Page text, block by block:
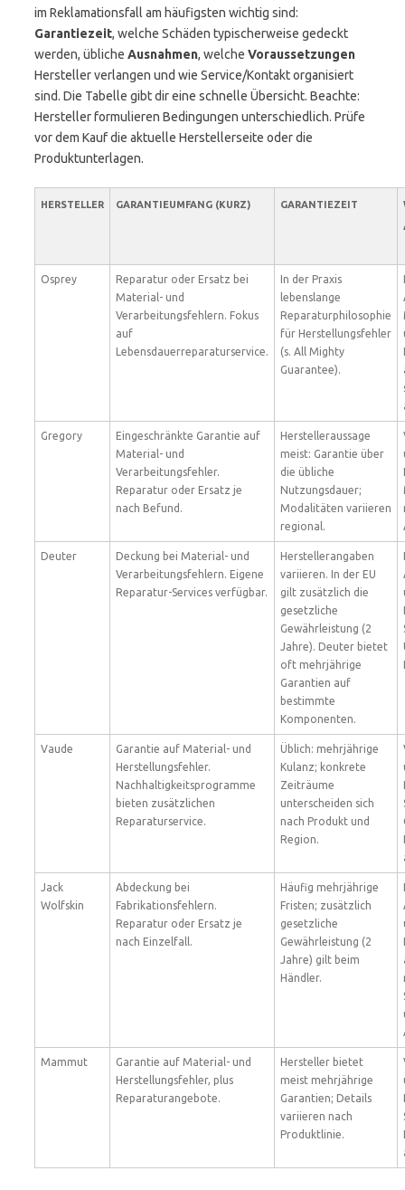
im Reklamationsfall am häufigsten wichtig sind:
Garantiezeit, welche Schäden typischerweise gedeckt
werden, übliche Ausnahmen, welche Voraussetzungen
Hersteller verlangen und wie Service/Kontakt organisiert
sind. Die Tabelle gibt dir eine schnelle Übersicht. Beachte:
Hersteller formulieren Bedingungen unterschiedlich. Prüfe
vor dem Kauf die aktuelle Herstellerseite oder die
Produktunterlagen.
HERSTELLER GARANTIEUMFANG (KURZ) GARANTIEZEIT
Osprey
Reparatur oder Ersatz bei
Material- und
Verarbeitungsfehlern. Fokus
auf
Lebensdauerreparaturservice.
In der Praxis
lebenslange
Reparaturphilosophie
für Herstellungsfehler
(s. All Mighty
Guarantee).
Gregory
Eingeschränkte Garantie auf
Material- und
Verarbeitungsfehler.
Reparatur oder Ersatz je
nach Befund.
Herstelleraussage
meist: Garantie über
die übliche
Nutzungsdauer;
Modalitäten variieren
regional.
Deuter
Deckung bei Material- und
Verarbeitungsfehlern. Eigene
Reparatur-Services verfügbar.
Herstellerangaben
variieren. In der EU
gilt zusätzlich die
gesetzliche
Gewährleistung (2
Jahre). Deuter bietet
oft mehrjährige
Garantien auf
bestimmte
Komponenten.
Vaude
Garantie auf Material- und
Herstellungsfehler.
Nachhaltigkeitsprogramme
bieten zusätzlichen
Reparaturservice.
Üblich: mehrjährige
Kulanz; konkrete
Zeiträume
unterscheiden sich
nach Produkt und
Region.
Jack
Wolfskin
Abdeckung bei
Fabrikationsfehlern.
Reparatur oder Ersatz je
nach Einzelfall.
Häufig mehrjährige
Fristen; zusätzlich
gesetzliche
Gewährleistung (2
Jahre) gilt beim
Händler.
Mammut
Garantie auf Material- und
Herstellungsfehler, plus
Reparaturangebote.
Hersteller bietet
meist mehrjährige
Garantien; Details
variieren nach
Produktlinie.